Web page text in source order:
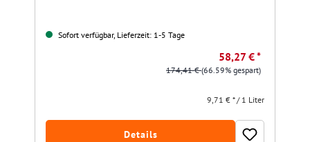
Sofort verfügbar, Lieferzeit: 1-5 Tage
58,27 € *
174,41 €(66.59% gespart)
9,71 € * / 1 Liter
Details